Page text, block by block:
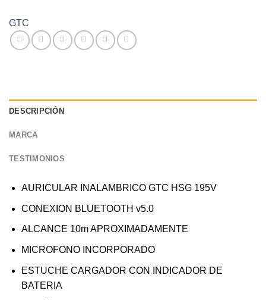
GTC
DESCRIPCIÓN
MARCA
TESTIMONIOS
AURICULAR INALAMBRICO GTC HSG 195V
CONEXION BLUETOOTH v5.0
ALCANCE 10m APROXIMADAMENTE
MICROFONO INCORPORADO
ESTUCHE CARGADOR CON INDICADOR DE
BATERIA